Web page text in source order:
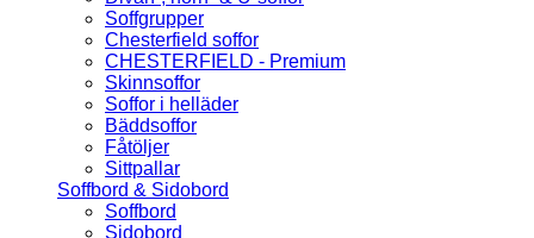
Soffgrupper
Chesterfield soffor
CHESTERFIELD - Premium
Skinnsoffor
Soffor i helläder
Bäddsoffor
Fåtöljer
Sittpallar
Soffbord & Sidobord
Soffbord
Sidobord